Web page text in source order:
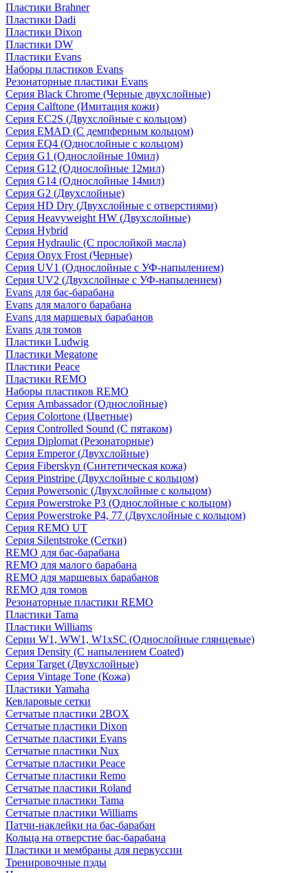
Пластики Brahner
Пластики Dadi
Пластики Dixon
Пластики DW
Пластики Evans
Наборы пластиков Evans
Резонаторные пластики Evans
Серия Black Chrome (Черные двухслойные)
Серия Calftone (Имитация кожи)
Серия EC2S (Двухслойные с кольцом)
Серия EMAD (С демпферным кольцом)
Серия EQ4 (Однослойные с кольцом)
Серия G1 (Однослойные 10мил)
Серия G12 (Однослойные 12мил)
Серия G14 (Однослойные 14мил)
Серия G2 (Двухслойные)
Серия HD Dry (Двухслойные с отверстиями)
Серия Heavyweight HW (Двухслойные)
Серия Hybrid
Серия Hydraulic (С прослойкой масла)
Серия Onyx Frost (Черные)
Серия UV1 (Однослойные с УФ-напылением)
Серия UV2 (Двухслойные с УФ-напылением)
Evans для бас-барабана
Evans для малого барабана
Evans для маршевых барабанов
Evans для томов
Пластики Ludwig
Пластики Megatone
Пластики Peace
Пластики REMO
Наборы пластиков REMO
Серия Ambassador (Однослойные)
Серия Colortone (Цветные)
Серия Controlled Sound (С пятаком)
Серия Diplomat (Резонаторные)
Серия Emperor (Двухслойные)
Серия Fiberskyn (Синтетическая кожа)
Серия Pinstripe (Двухслойные с кольцом)
Серия Powersonic (Двухслойные с кольцом)
Серия Powerstroke P3 (Однослойные с кольцом)
Серия Powerstroke P4, 77 (Двухслойные с кольцом)
Серия REMO UT
Серия Silentstroke (Сетки)
REMO для бас-барабана
REMO для малого барабана
REMO для маршевых барабанов
REMO для томов
Резонаторные пластики REMO
Пластики Tama
Пластики Williams
Серии W1, WW1, W1xSC (Однослойные глянцевые)
Серия Density (C напылением Coated)
Серия Target (Двухслойные)
Серия Vintage Tone (Кожа)
Пластики Yamaha
Кевларовые сетки
Сетчатые пластики 2BOX
Сетчатые пластики Dixon
Сетчатые пластики Evans
Сетчатые пластики Nux
Сетчатые пластики Peace
Сетчатые пластики Remo
Сетчатые пластики Roland
Сетчатые пластики Tama
Сетчатые пластики Williams
Патчи-наклейки на бас-барабан
Кольца на отверстие бас-барабана
Пластики и мембраны для перкуссии
Тренировочные пэды